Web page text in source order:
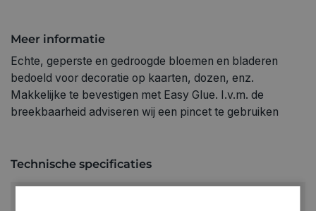
Meer informatie
Echte, geperste en gedroogde bloemen en bladeren
bedoeld voor decoratie op kaarten, dozen, enz.
Makkelijke te bevestigen met Easy Glue. I.v.m. de
breekbaarheid adviseren wij een pincet te gebruiken
Technische specificaties